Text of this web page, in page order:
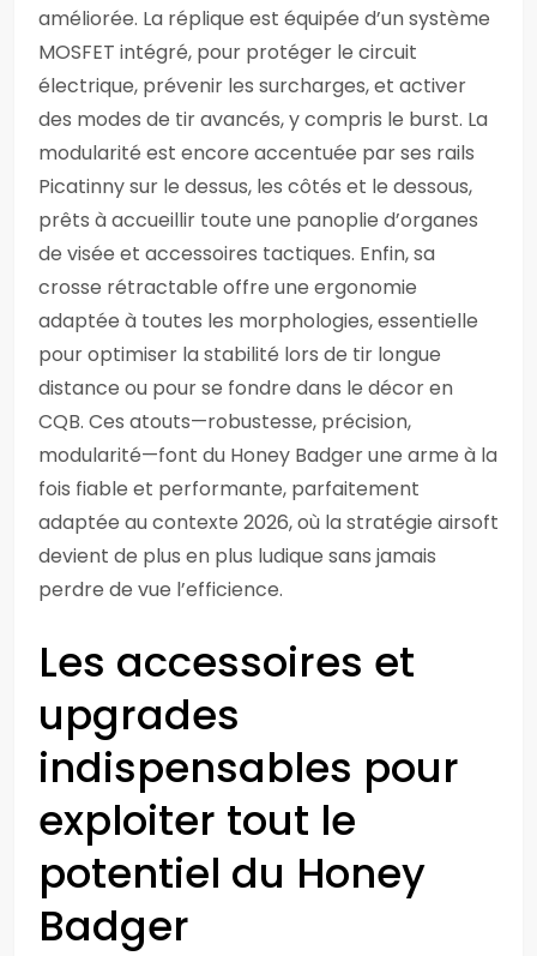
améliorée. La réplique est équipée d’un système
MOSFET intégré, pour protéger le circuit
électrique, prévenir les surcharges, et activer
des modes de tir avancés, y compris le burst. La
modularité est encore accentuée par ses rails
Picatinny sur le dessus, les côtés et le dessous,
prêts à accueillir toute une panoplie d’organes
de visée et accessoires tactiques. Enfin, sa
crosse rétractable offre une ergonomie
adaptée à toutes les morphologies, essentielle
pour optimiser la stabilité lors de tir longue
distance ou pour se fondre dans le décor en
CQB. Ces atouts—robustesse, précision,
modularité—font du Honey Badger une arme à la
fois fiable et performante, parfaitement
adaptée au contexte 2026, où la stratégie airsoft
devient de plus en plus ludique sans jamais
perdre de vue l’efficience.
Les accessoires et
upgrades
indispensables pour
exploiter tout le
potentiel du Honey
Badger